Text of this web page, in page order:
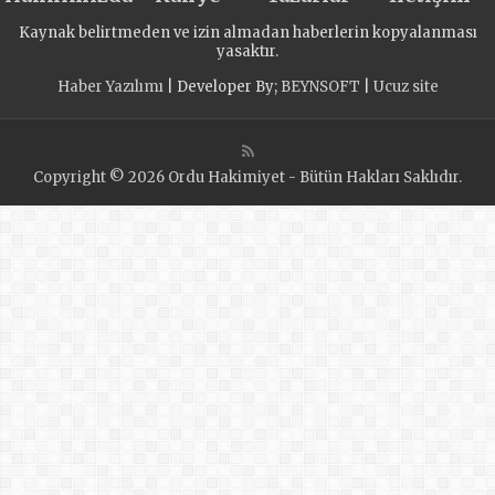
Роты»
Мариуполь и
Kaynak belirtmeden ve izin almadan haberlerin kopyalanması
yasaktır.
Haber Yazılımı| Developer By; BEYNSOFT Ucuz site
Copyright © 2026 Ordu Hakimiyet - Bütün Hakları Saklıdır.